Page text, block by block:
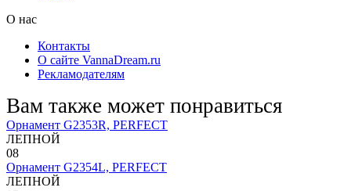
О нас
Контакты
О сайте VannaDream.ru
Рекламодателям
Вам также может понравиться
Орнамент G2353R, PERFECT
ЛЕПНОЙ
08
Орнамент G2354L, PERFECT
ЛЕПНОЙ